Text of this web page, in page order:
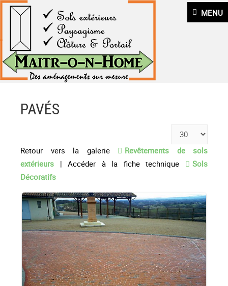
MENU
PAVÉS
Retour vers la galerie
Revêtements de sols
extérieurs | Accéder à la fiche technique
Sols
Décoratifs